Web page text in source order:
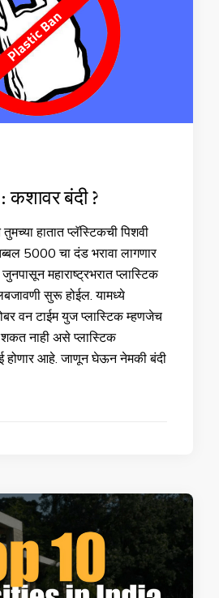
कशावर बंदी ?
हातात प्लॅस्टिकची पिशवी
5000 चा दंड भरावा लागणार
महाराष्ट्रभरात प्लास्टिक
सुरू होईल. यामध्ये
वन टाईम युज प्लास्टिक म्हणजेच
शकत नाही असे प्लास्टिक
होणार आहे. जाणून घेऊन नेमकी बंदी